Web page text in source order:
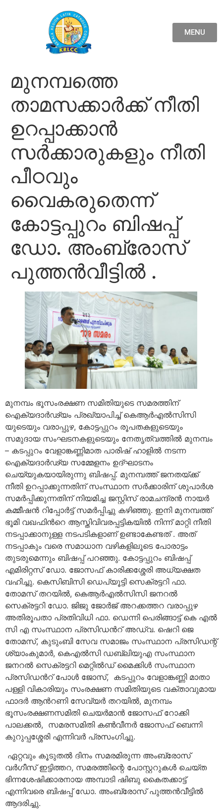
MENU
മുനമ്പത്തെ
താമസക്കാർക്ക് നീതി
ഉറപ്പാക്കാൻ
സർക്കാരുകളും നീതി
പീഠവും
വൈകരുതെന്ന്
കോട്ടപ്പുറം ബിഷപ്പ്
ഡോ. അംബ്രോസ്
പുത്തൻവീട്ടിൽ .
മുനമ്പം ഭൂസംരക്ഷണ സമിതിയുടെ സമരത്തിന്
ഐക്യദാർഢ്യം പ്രഖ്യാപിച്ച് കെആർഎൽസിസി
യുടെയും വരാപ്പുഴ, കോട്ടപ്പുറം രൂപതകളുടെയും
സമുദായ സംഘടനകളുടെയും നേതൃത്വത്തിൽ മുനമ്പം
– കടപ്പുറം വേളാങ്കണ്ണിമാത പാരിഷ് ഹാളിൽ നടന്ന
ഐക്യദാർഢ്യ സമ്മേളനം ഉദ്ഘാടനം
ചെയ്യുകയായിരുന്നു ബിഷപ്പ്. മുനമ്പത്ത് ജനതയ്ക്ക്
നീതി ഉറപ്പാക്കുന്നതിന് സംസ്ഥാന സർക്കാരിന് ശുപാർശ
സമർപ്പിക്കുന്നതിന് നിയമിച്ച ജസ്റ്റിസ് രാമചന്ദ്രൻ നായർ
കമ്മീഷൻ റിപ്പോർട്ട് സമർപ്പിച്ചു കഴിഞ്ഞു. ഇനി മുനമ്പത്ത്
ഭൂമി വഖഫിന്‍റെ ആസ്തിവിവരപ്പട്ടികയിൽ നിന്ന് മാറ്റി നീതി
നടപ്പാക്കാനുള്ള നടപടികളാണ് ഉണ്ടാകേണ്ടത് . അത്
നടപ്പാകും വരെ സമാധാന വഴികളിലൂടെ പോരാട്ടം
തുടരുമെന്നും ബിഷപ്പ് പറഞ്ഞു. കോട്ടപ്പുറം ബിഷപ്പ്
എമിരിറ്റസ് ഡോ. ജോസഫ് കാരിക്കശ്ശേരി അധ്യക്ഷത
വഹിച്ചു. കെസിബിസി ഡെപ്യൂട്ടി സെക്രട്ടറി ഫാ.
തോമസ് തറയിൽ, കെആര്‍എല്‍സിസി ജനറൽ
സെക്രട്ടറി ഡോ. ജിജു ജോര്‍ജ് അറക്കത്തറ വരാപ്പുഴ
അതിരൂപതാ പ്രതിവിധി ഫാ. ഡെന്നി പെരിങ്ങാട്ട് കെ എൽ
സി എ സംസ്ഥാന പ്രസിഡൻറ് അഡ്വ. ഷെറി ജെ
തോമസ്, കുടുംബി സേവ സമാജം സംസ്ഥാന പ്രസിഡന്റ്
ശ്യാംകുമാർ, കെഎൽസി ഡബ്ലിയുഎ സംസ്ഥാന
ജനറൽ സെക്രട്ടറി മെറ്റില്‍ഡ് മൈക്കിള്‍ സംസ്ഥാന
പ്രസിഡൻറ് പോൾ ജോസ്, കടപ്പുറം വേളാങ്കണ്ണി മാതാ
പള്ളി വികാരിയും സംരക്ഷണ സമിതിയുടെ വക്താവുമായ
ഫാദർ ആന്‍റണി സേവ്യര്‍ തറയിൽ, മുനമ്പം
ഭൂസംരക്ഷണസമിതി ചെയർമാൻ ജോസഫ് റോക്കി
പാലക്കൽ, സമരസമിതി കൺവീനർ ജോസഫ് ബെന്നി
കുറുപ്പശ്ശേരി എന്നിവർ പ്രസംഗിച്ചു.
ഏറ്റവും കൂടുതൽ ദിനം സമരമിരുന്ന അംബ്രോസ്
വർഗീസ് ഇട്ടിത്തറ, സമരത്തിന്റെ പോസ്റ്ററുകൾ ചെയ്ത
ഭിന്നശേഷിക്കാരനായ അമ്പാടി ഷിബു കൈതക്കാട്ട്
എന്നിവരെ ബിഷപ്പ് ഡോ. അംബ്രോസ് പുത്തൻവീട്ടിൽ
ആദരിച്ചു.